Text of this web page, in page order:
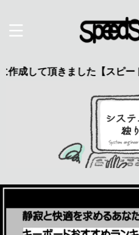
ました【スピードシステム